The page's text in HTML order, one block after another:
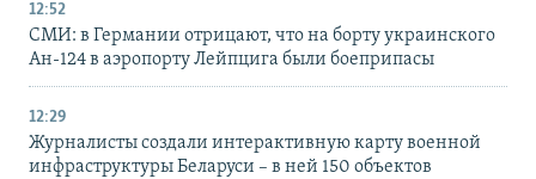
12:52
СМИ: в Германии отрицают, что на борту украинского
Ан-124 в аэропорту Лейпцига были боеприпасы
12:29
Журналисты создали интерактивную карту военной
инфраструктуры Беларуси – в ней 150 объектов